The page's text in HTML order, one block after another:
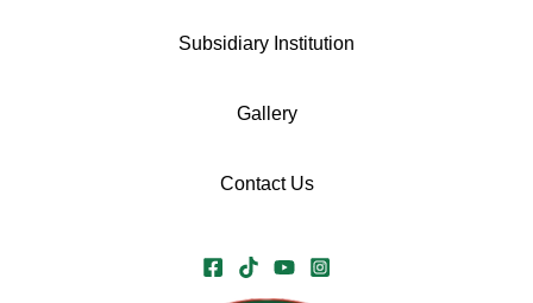
Subsidiary Institution
Gallery
Contact Us